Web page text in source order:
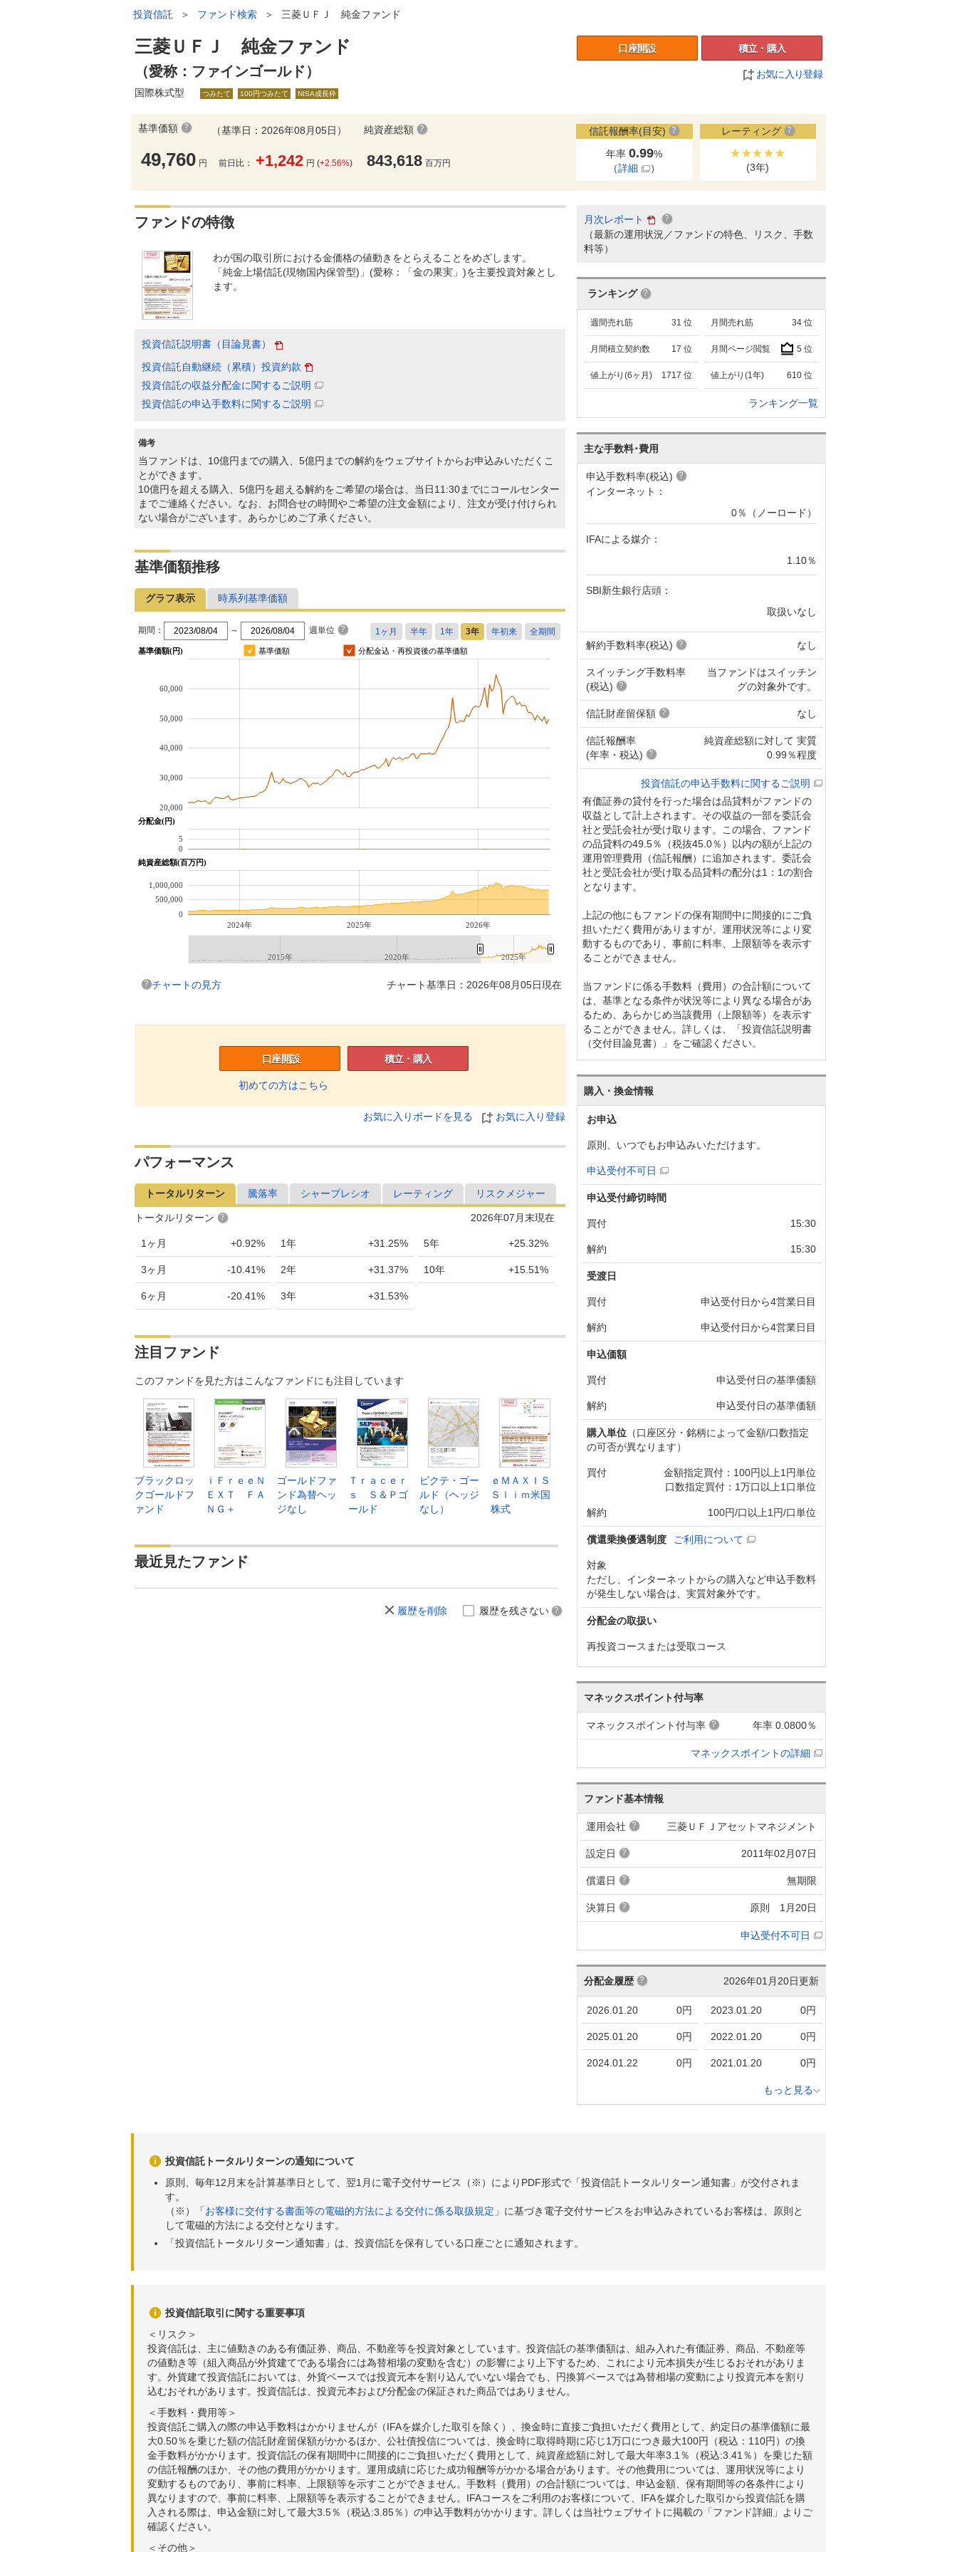
投資信託 ＞ ファンド検索 ＞ 三菱ＵＦＪ 純金ファンド
三菱ＵＦＪ 純金ファンド
（愛称：ファインゴールド）
口座開設 積立・購入
お気に入り登録
国際株式型
つみたて 100円つみたて NISA成長枠
基準価額
49,760 円
（基準日：2026年08月05日）
前日比： +1,242 円 (+2.56%)
純資産総額
843,618 百万円
信託報酬率(目安)
年率0.99%
（詳細 ）
レーティング
★★★★★
(3年)
ファンドの特徴
わが国の取引所における金価格の値動きをとらえることをめざします。
「純金上場信託(現物国内保管型)」(愛称：「金の果実」)を主要投資対象とし
ます。
投資信託説明書（目論見書）
投資信託自動継続（累積）投資約款
投資信託の収益分配金に関するご説明
投資信託の申込手数料に関するご説明
備考
当ファンドは、10億円までの購入、5億円までの解約をウェブサイトからお申込みいただくこ
とができます。
10億円を超える購入、5億円を超える解約をご希望の場合は、当日11:30までにコールセンター
までご連絡ください。なお、お問合せの時間やご希望の注文金額により、注文が受け付けられ
ない場合がございます。あらかじめご了承ください。
基準価額推移
グラフ表示 時系列基準価額
期間： ～ 週単位
基準価額(円) 基準価額 分配金込・再投資後の基準価額
20,000
30,000
40,000
50,000
60,000
分配金(円)
0
5
純資産総額(百万円)
2024年 2025年 2026年
0
500,000
1,000,000
2015年 2020年 2025年
チャートの見方 チャート基準日：2026年08月05日現在
口座開設
初めての方はこちら
積立・購入
お気に入りボードを見る お気に入り登録
パフォーマンス
トータルリターン 騰落率 シャープレシオ レーティング リスクメジャー
2026年07月末現在
トータルリターン
1ヶ月 +0.92%
3ヶ月 -10.41%
6ヶ月 -20.41%
1年 +31.25%
2年 +31.37%
3年 +31.53%
5年 +25.32%
10年 +15.51%
注目ファンド
このファンドを見た方はこんなファンドにも注目しています
ブラックロッ
クゴールドフ
ァンド
ｉＦｒｅｅＮ
ＥＸＴ ＦＡ
ＮＧ＋
ゴールドファ
ンド為替ヘッ
ジなし
Ｔｒａｃｅｒ
ｓ Ｓ＆Ｐゴ
ールド
ピクテ・ゴー
ルド（ヘッジ
なし）
ｅＭＡＸＩＳ
Ｓｌｉｍ米国
株式
最近見たファンド
履歴を削除 履歴を残さない
月次レポート
（最新の運用状況／ファンドの特色、リスク、手数
料等）
ランキング
31 位
週間売れ筋 34 位
月間売れ筋
17 位
月間積立契約数 5 位
月間ページ閲覧
1717 位
値上がり(6ヶ月) 610 位
値上がり(1年)
ランキング一覧
主な手数料･費用
申込手数料率(税込)
インターネット：
0％（ノーロード）
IFAによる媒介：
1.10％
SBI新生銀行店頭：
取扱いなし
解約手数料率(税込) なし
スイッチング手数料率
(税込)
当ファンドはスイッチン
グの対象外です。
信託財産留保額 なし
信託報酬率
(年率・税込)
純資産総額に対して 実質
0.99％程度
投資信託の申込手数料に関するご説明
有価証券の貸付を行った場合は品貸料がファンドの
収益として計上されます。その収益の一部を委託会
社と受託会社が受け取ります。この場合、ファンド
の品貸料の49.5％（税抜45.0％）以内の額が上記の
運用管理費用（信託報酬）に追加されます。委託会
社と受託会社が受け取る品貸料の配分は1：1の割合
となります。
上記の他にもファンドの保有期間中に間接的にご負
担いただく費用がありますが、運用状況等により変
動するものであり、事前に料率、上限額等を表示す
ることができません。
当ファンドに係る手数料（費用）の合計額について
は、基準となる条件が状況等により異なる場合があ
るため、あらかじめ当該費用（上限額等）を表示す
ることができません。詳しくは、「投資信託説明書
（交付目論見書）」をご確認ください。
購入・換金情報
お申込
原則、いつでもお申込みいただけます。
申込受付不可日
申込受付締切時間
買付 15:30
解約 15:30
受渡日
買付 申込受付日から4営業日目
解約 申込受付日から4営業日目
申込価額
買付 申込受付日の基準価額
解約 申込受付日の基準価額
購入単位 （口座区分・銘柄によって金額/口数指定
の可否が異なります）
買付
金額指定買付：100円以上1円単位
口数指定買付：1万口以上1口単位
解約 100円/口以上1円/口単位
償還乗換優遇制度 ご利用について
対象
ただし、インターネットからの購入など申込手数料
が発生しない場合は、実質対象外です。
分配金の取扱い
再投資コースまたは受取コース
マネックスポイント付与率
マネックスポイント付与率 年率 0.0800％
マネックスポイントの詳細
ファンド基本情報
運用会社 三菱ＵＦＪアセットマネジメント
設定日 2011年02月07日
償還日 無期限
決算日 原則 1月20日
申込受付不可日
2026年01月20日更新
分配金履歴
2026.01.20 0円
2025.01.20 0円
2024.01.22 0円
2023.01.20 0円
2022.01.20 0円
2021.01.20 0円
もっと見る
投資信託トータルリターンの通知について
原則、毎年12月末を計算基準日として、翌1月に電子交付サービス（※）によりPDF形式で「投資信託トータルリターン通知書」が交付されま
す。
（※）「お客様に交付する書面等の電磁的方法による交付に係る取扱規定 」に基づき電子交付サービスをお申込みされているお客様は、原則と
して電磁的方法による交付となります。
「投資信託トータルリターン通知書」は、投資信託を保有している口座ごとに通知されます。
投資信託取引に関する重要事項
＜リスク＞
投資信託は、主に値動きのある有価証券、商品、不動産等を投資対象としています。投資信託の基準価額は、組み入れた有価証券、商品、不動産等
の値動き等（組入商品が外貨建てである場合には為替相場の変動を含む）の影響により上下するため、これにより元本損失が生じるおそれがありま
す。外貨建て投資信託においては、外貨ベースでは投資元本を割り込んでいない場合でも、円換算ベースでは為替相場の変動により投資元本を割り
込むおそれがあります。投資信託は、投資元本および分配金の保証された商品ではありません。
＜手数料・費用等＞
投資信託ご購入の際の申込手数料はかかりませんが（IFAを媒介した取引を除く）、換金時に直接ご負担いただく費用として、約定日の基準価額に最
大0.50％を乗じた額の信託財産留保額がかかるほか、公社債投信については、換金時に取得時期に応じ1万口につき最大100円（税込：110円）の換
金手数料がかかります。投資信託の保有期間中に間接的にご負担いただく費用として、純資産総額に対して最大年率3.1％（税込:3.41％）を乗じた額
の信託報酬のほか、その他の費用がかかります。運用成績に応じた成功報酬等がかかる場合があります。その他費用については、運用状況等により
変動するものであり、事前に料率、上限額等を示すことができません。手数料（費用）の合計額については、申込金額、保有期間等の各条件により
異なりますので、事前に料率、上限額等を表示することができません。IFAコースをご利用のお客様について、IFAを媒介した取引から投資信託を購
入される際は、申込金額に対して最大3.5％（税込:3.85％）の申込手数料がかかります。詳しくは当社ウェブサイトに掲載の「ファンド詳細」よりご
確認ください。
＜その他＞